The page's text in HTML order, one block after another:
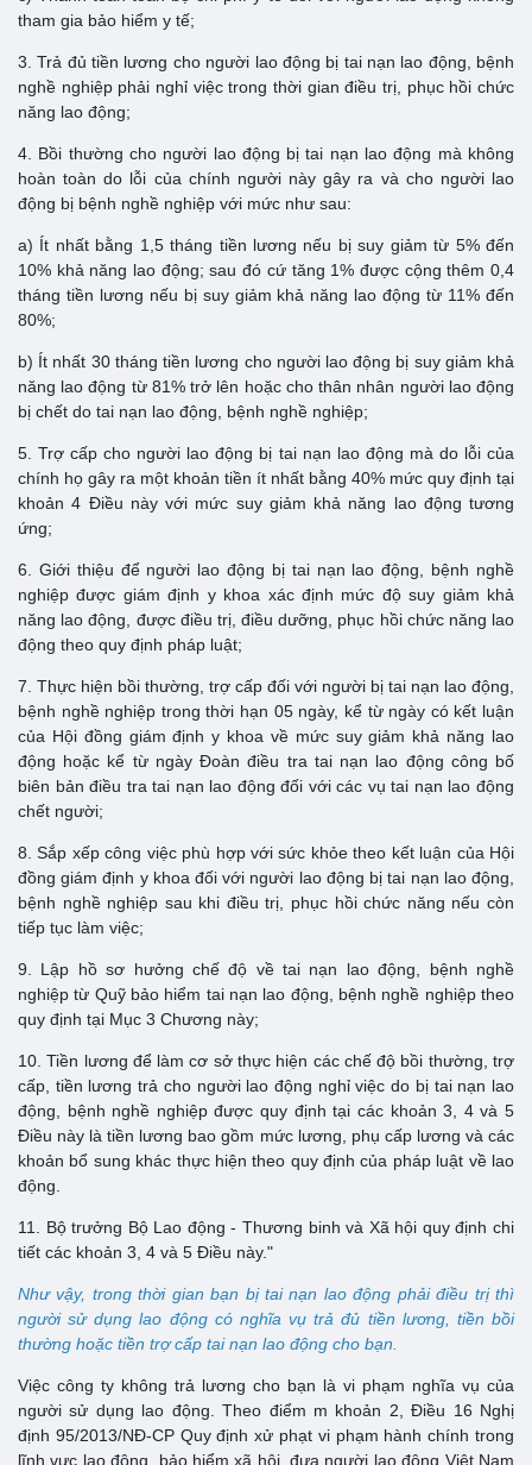
tham gia bảo hiểm y tế;
3. Trả đủ tiền lương cho người lao động bị tai nạn lao động, bệnh
nghề nghiệp phải nghỉ việc trong thời gian điều trị, phục hồi chức
năng lao động;
4. Bồi thường cho người lao động bị tai nạn lao động mà không
hoàn toàn do lỗi của chính người này gây ra và cho người lao
động bị bệnh nghề nghiệp với mức như sau:
a) Ít nhất bằng 1,5 tháng tiền lương nếu bị suy giảm từ 5% đến
10% khả năng lao động; sau đó cứ tăng 1% được cộng thêm 0,4
tháng tiền lương nếu bị suy giảm khả năng lao động từ 11% đến
80%;
b) Ít nhất 30 tháng tiền lương cho người lao động bị suy giảm khả
năng lao động từ 81% trở lên hoặc cho thân nhân người lao động
bị chết do tai nạn lao động, bệnh nghề nghiệp;
5. Trợ cấp cho người lao động bị tai nạn lao động mà do lỗi của
chính họ gây ra một khoản tiền ít nhất bằng 40% mức quy định tại
khoản 4 Điều này với mức suy giảm khả năng lao động tương
ứng;
6. Giới thiệu để người lao động bị tai nạn lao động, bệnh nghề
nghiệp được giám định y khoa xác định mức độ suy giảm khả
năng lao động, được điều trị, điều dưỡng, phục hồi chức năng lao
động theo quy định pháp luật;
7. Thực hiện bồi thường, trợ cấp đối với người bị tai nạn lao động,
bệnh nghề nghiệp trong thời hạn 05 ngày, kể từ ngày có kết luận
của Hội đồng giám định y khoa về mức suy giảm khả năng lao
động hoặc kể từ ngày Đoàn điều tra tai nạn lao động công bố
biên bản điều tra tai nạn lao động đối với các vụ tai nạn lao động
chết người;
8. Sắp xếp công việc phù hợp với sức khỏe theo kết luận của Hội
đồng giám định y khoa đối với người lao động bị tai nạn lao động,
bệnh nghề nghiệp sau khi điều trị, phục hồi chức năng nếu còn
tiếp tục làm việc;
9. Lập hồ sơ hưởng chế độ về tai nạn lao động, bệnh nghề
nghiệp từ Quỹ bảo hiểm tai nạn lao động, bệnh nghề nghiệp theo
quy định tại Mục 3 Chương này;
10. Tiền lương để làm cơ sở thực hiện các chế độ bồi thường, trợ
cấp, tiền lương trả cho người lao động nghỉ việc do bị tai nạn lao
động, bệnh nghề nghiệp được quy định tại các khoản 3, 4 và 5
Điều này là tiền lương bao gồm mức lương, phụ cấp lương và các
khoản bổ sung khác thực hiện theo quy định của pháp luật về lao
động.
11. Bộ trưởng Bộ Lao động - Thương binh và Xã hội quy định chi
tiết các khoản 3, 4 và 5 Điều này."
Như vậy, trong thời gian bạn bị tai nạn lao động phải điều trị thì
người sử dụng lao động có nghĩa vụ trả đủ tiền lương, tiền bồi
thường hoặc tiền trợ cấp tai nạn lao động cho bạn.
Việc công ty không trả lương cho bạn là vi phạm nghĩa vụ của
người sử dụng lao động. Theo điểm m khoản 2, Điều 16 Nghị
định 95/2013/NĐ-CP Quy định xử phạt vi phạm hành chính trong
lĩnh vực lao động, bảo hiểm xã hội, đưa người lao động Việt Nam